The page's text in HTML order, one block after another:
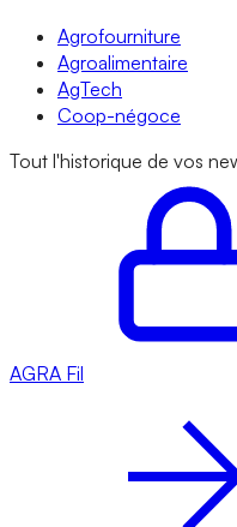
Agrofourniture
Agroalimentaire
AgTech
Coop-négoce
Tout l'historique de vos
AGRA Fil